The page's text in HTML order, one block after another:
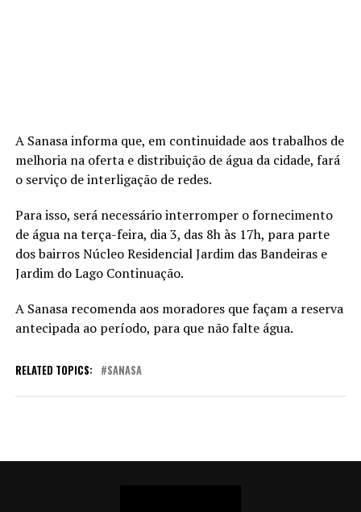
A Sanasa informa que, em continuidade aos trabalhos de
melhoria na oferta e distribuição de água da cidade, fará
o serviço de interligação de redes.
Para isso, será necessário interromper o fornecimento
de água na terça-feira, dia 3, das 8h às 17h, para parte
dos bairros Núcleo Residencial Jardim das Bandeiras e
Jardim do Lago Continuação.
A Sanasa recomenda aos moradores que façam a reserva
antecipada ao período, para que não falte água.
RELATED TOPICS: SANASA